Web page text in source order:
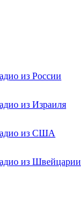
из России
из Израиля
из США
из Швейцарии